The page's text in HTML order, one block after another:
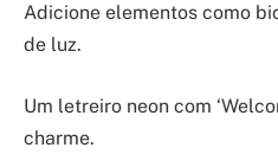
Adicione elementos como
de luz.
Um letreiro neon com
charme.